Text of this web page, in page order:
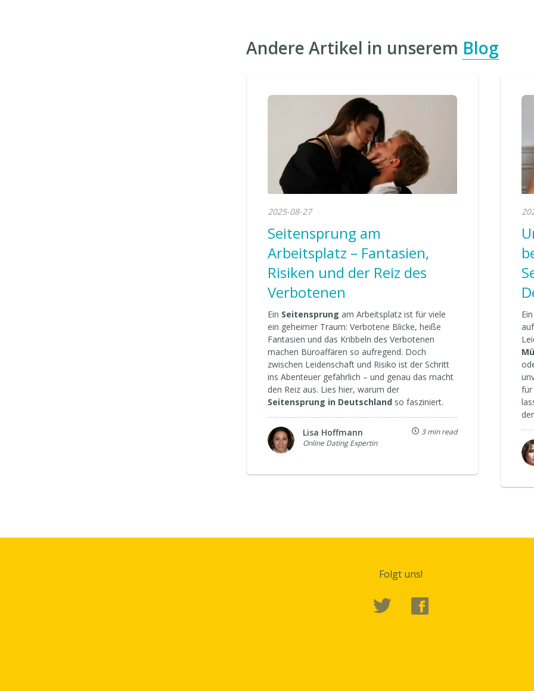
Andere Artikel in unserem Blog
2025-08-27
Seitensprung am
Arbeitsplatz – Fantasien,
Risiken und der Reiz des
Verbotenen
Ein Seitensprung am Arbeitsplatz ist für viele
ein geheimer Traum: Verbotene Blicke, heiße
Fantasien und das Kribbeln des Verbotenen
machen Büroaffären so aufregend. Doch
zwischen Leidenschaft und Risiko ist der Schritt
ins Abenteuer gefährlich – und genau das macht
den Reiz aus. Lies hier, warum der
Seitensprung in Deutschland so fasziniert.
Lisa Hoffmann
Online Dating Expertin
3 min read
Folgt uns!